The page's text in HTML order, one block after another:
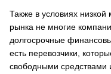
Также в условиях
рынка не многие
долгосрочные
есть перевозчики,
свободными средствами